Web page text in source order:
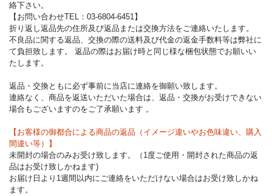
絡下さい。
【お問い合わせTEL：03-6804-6451】
折り返し返品先の住所及び返品または交換方法をご連絡いたします。
不良品に関する返品、交換の際の送料及び代金の返金手数料等は弊社に
て負担致します。 返品の際はお届け時と同じ様な梱包状態でお願いい
たします。
返品・交換ともに必ず事前に当店に連絡を御願い致します。
連絡なく、商品を返送いただいた場合は、返品・交換がお受けできない
場合もございますのをご了承願います 。
【お客様の御都合による商品の返品（イメージ違いやお色味違い、購入
間違い等）】
未開封の場合のみお受け致します。（1度ご使用・開封された商品の返
品はお受け致しかねます)
お届け日より1週間以内にご連絡をいただけない場合はお受け致しかね
ます。